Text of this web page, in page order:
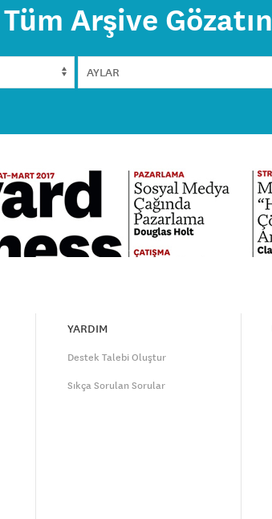
Tüm Arşive Gözatın
YARDIM
Destek Talebi Oluştur
Sıkça Sorulan Sorular